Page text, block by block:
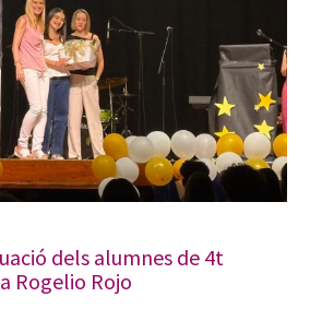
dels alumnes de 4t
Rogelio Rojo